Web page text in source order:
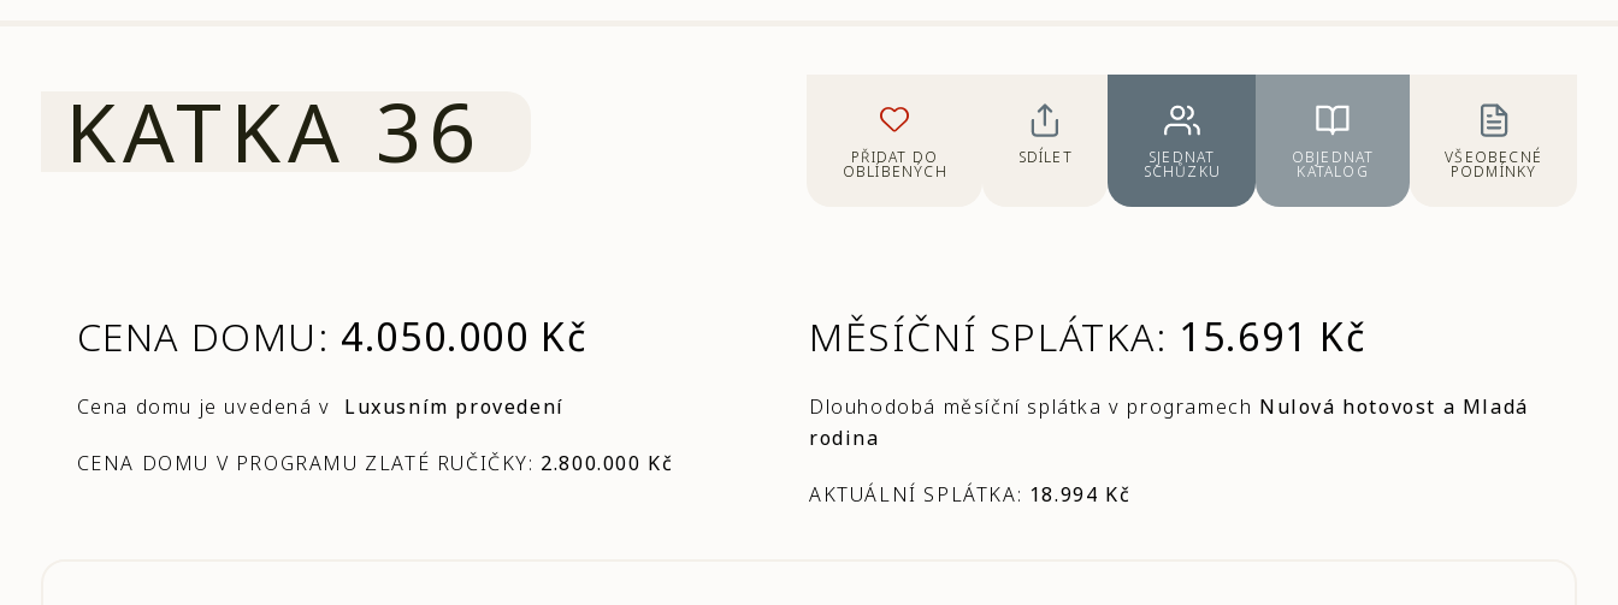
KATKA 36 PŘIDAT DO
OBLÍBENÝCH
SDÍLET SJEDNAT
SCHŮZKU
OBJEDNAT
KATALOG
VŠEOBECNÉ
PODMÍNKY
CENA DOMU: 4.050.000 Kč
Cena domu je uvedená v Luxusním provedení
CENA DOMU V PROGRAMU ZLATÉ RUČIČKY: 2.800.000 Kč
MĚSÍČNÍ SPLÁTKA: 15.691 Kč
Dlouhodobá měsíční splátka v programech Nulová hotovost a Mladá
rodina
AKTUÁLNÍ SPLÁTKA: 18.994 Kč